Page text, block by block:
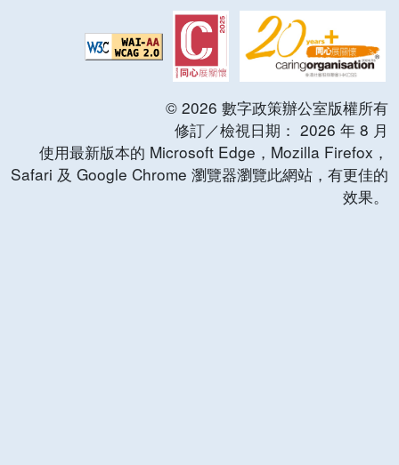
© 2026 數字政策辦公室版權所有
修訂／檢視日期： 2026 年 8 月
使用最新版本的 Microsoft Edge，Mozilla Firefox，
Safari 及 Google Chrome 瀏覽器瀏覽此網站，有更佳的
效果。